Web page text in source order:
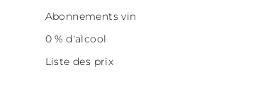
Abonnements vin
0 % d'alcool
Liste des prix